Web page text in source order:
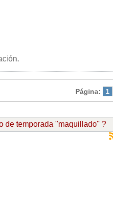
Página: 1
de temporada "maquillado" ?